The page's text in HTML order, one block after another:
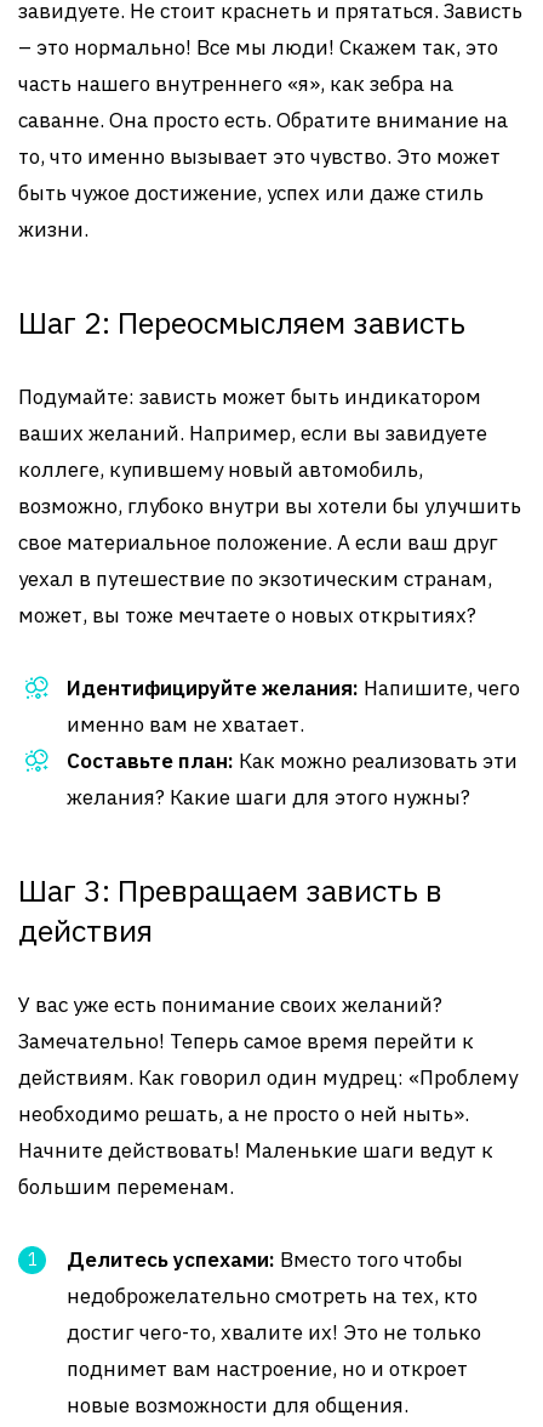
завидуете. Не стоит краснеть и прятаться. Зависть
– это нормально! Все мы люди! Скажем так, это
часть нашего внутреннего «я», как зебра на
саванне. Она просто есть. Обратите внимание на
то, что именно вызывает это чувство. Это может
быть чужое достижение, успех или даже стиль
жизни.
Шаг 2: Переосмысляем зависть
Подумайте: зависть может быть индикатором
ваших желаний. Например, если вы завидуете
коллеге, купившему новый автомобиль,
возможно, глубоко внутри вы хотели бы улучшить
свое материальное положение. А если ваш друг
уехал в путешествие по экзотическим странам,
может, вы тоже мечтаете о новых открытиях?
Идентифицируйте желания: Напишите, чего
именно вам не хватает.
Составьте план: Как можно реализовать эти
желания? Какие шаги для этого нужны?
Шаг 3: Превращаем зависть в
действия
У вас уже есть понимание своих желаний?
Замечательно! Теперь самое время перейти к
действиям. Как говорил один мудрец: «Проблему
необходимо решать, а не просто о ней ныть».
Начните действовать! Маленькие шаги ведут к
большим переменам.
Делитесь успехами: Вместо того чтобы
недоброжелательно смотреть на тех, кто
достиг чего-то, хвалите их! Это не только
поднимет вам настроение, но и откроет
новые возможности для общения.